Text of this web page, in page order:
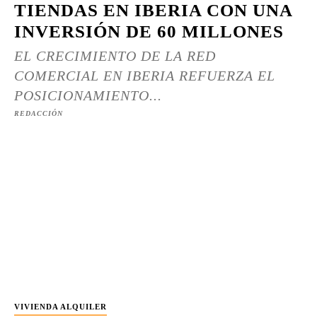
TIENDAS EN IBERIA CON UNA
INVERSIÓN DE 60 MILLONES
EL CRECIMIENTO DE LA RED
COMERCIAL EN IBERIA REFUERZA EL
POSICIONAMIENTO...
REDACCIÓN
VIVIENDA ALQUILER